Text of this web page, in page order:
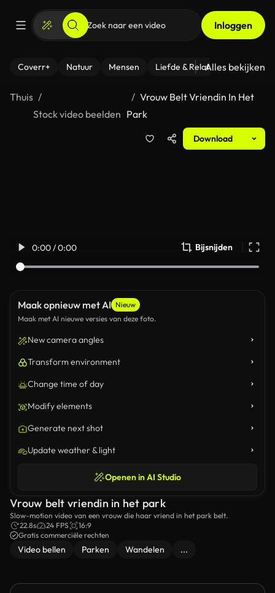
Inloggen
Coverr+ Natuur Mensen Liefde & Relaties - Fitness
Alles bekijken
Thuis
Stock video beelden
Vrouw Belt Vriendin In Het
Park
Download
0:00 / 0:00 Bijsnijden
Maak opnieuw met AI Nieuw
Maak met AI nieuwe versies van deze foto.
New camera angles
Transform environment
Change time of day
Modify elements
Generate next shot
Update weather & light
Openen in AI Studio
Vrouw belt vriendin in het park
Slow-motion video van een vrouw die haar vriend in het park belt.
22.8s
24 FPS
16:9
Gratis commerciële rechten
Video bellen Parken Wandelen ...